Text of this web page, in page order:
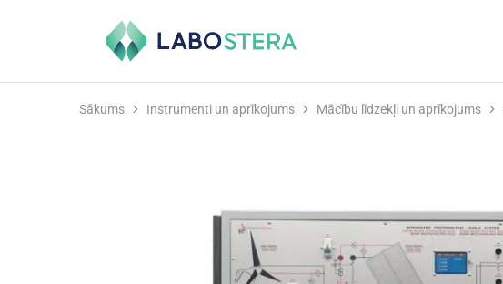
Labostera
Laboratorijas
Sākums Instrumenti un aprīkojums Mācību līdzekļi un aprīkojums